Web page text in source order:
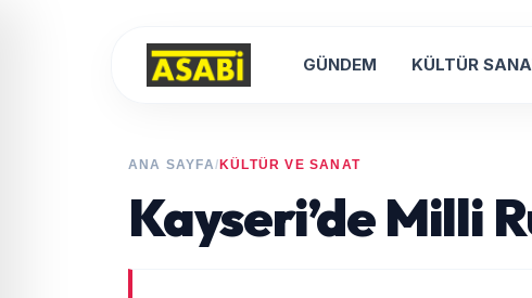
GÜNDEM KÜLTÜR
ANA SAYFA/ KÜLTÜR VE SANAT
Kayseri’de Milli